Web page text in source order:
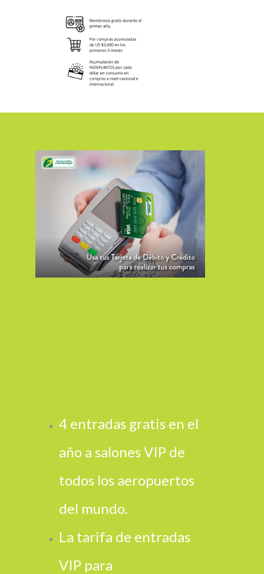
4 entradas gratis en el
año a salones VIP de
todos los aeropuertos
del mundo.
La tarifa de entradas
VIP para